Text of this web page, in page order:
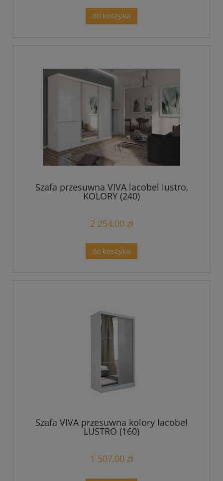
do koszyka
Szafa przesuwna VIVA lacobel lustro,
KOLORY (240)
2 254,00 zł
do koszyka
Szafa VIVA przesuwna kolory lacobel
LUSTRO (160)
1 507,00 zł